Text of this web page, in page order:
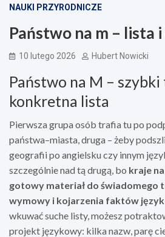
NAUKI PRZYRODNICZE
Państwo na m – lista
10 lutego 2026 Hubert Nowicki
Państwo na M – szybki
konkretna lista
Pierwsza grupa osób trafia tu po
państwa–miasta, druga – żeby
geografii po angielsku czy innym
szczególnie nad tą drugą, bo kraje
gotowy materiał do świadomego
wymowy i kojarzenia faktów
wkuwać suche listy, możesz
projekt językowy: kilka nazw, parę